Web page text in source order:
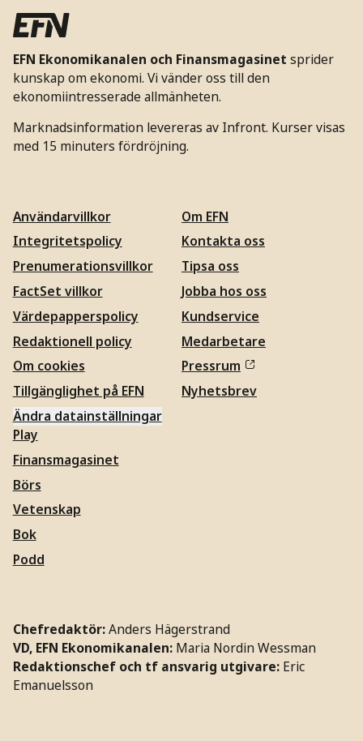
EFN Ekonomikanalen och Finansmagasinet sprider
kunskap om ekonomi. Vi vänder oss till den
ekonomiintresserade allmänheten.
Marknadsinformation levereras av Infront. Kurser visas
med 15 minuters fördröjning.
Användarvillkor
Integritetspolicy
Prenumerationsvillkor
FactSet villkor
Värdepapperspolicy
Redaktionell policy
Om cookies
Tillgänglighet på EFN
Ändra datainställningar
Om EFN
Kontakta oss
Tipsa oss
Jobba hos oss
Kundservice
Medarbetare
Pressrum
Nyhetsbrev
Play
Finansmagasinet
Börs
Vetenskap
Bok
Podd
Chefredaktör:Anders Hägerstrand
VD, EFN Ekonomikanalen: Maria Nordin Wessman
Redaktionschef och tf ansvarig utgivare: Eric
Emanuelsson